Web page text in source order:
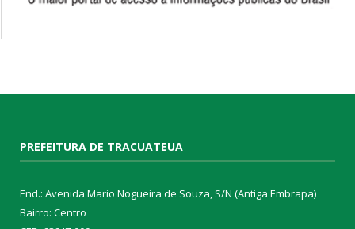
PREFEITURA DE TRACUATEUA
End.: Avenida Mario Nogueira de Souza, S/N (Antiga Embrapa)
Bairro: Centro